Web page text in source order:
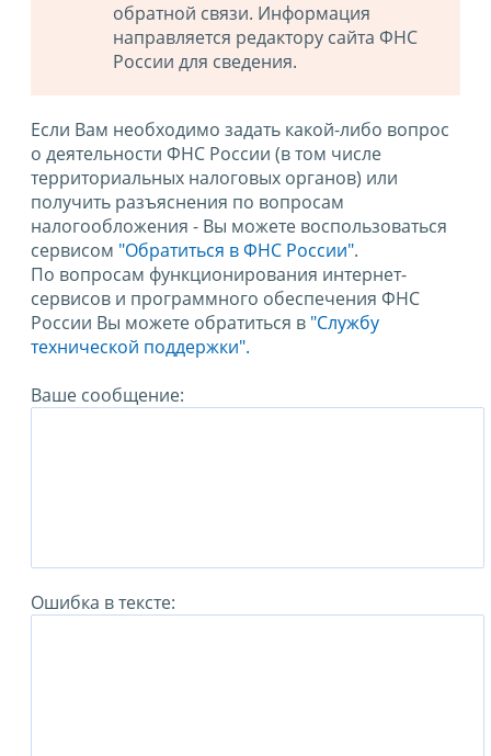
обратной связи. Информация
направляется редактору сайта ФНС
России для сведения.
Если Вам необходимо задать какой-либо вопрос
о деятельности ФНС России (в том числе
территориальных налоговых органов) или
получить разъяснения по вопросам
налогообложения - Вы можете воспользоваться
сервисом "Обратиться в ФНС России".
По вопросам функционирования интернет-
сервисов и программного обеспечения ФНС
России Вы можете обратиться в "Службу
технической поддержки".
Ваше сообщение:
Ошибка в тексте: